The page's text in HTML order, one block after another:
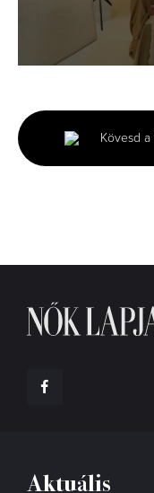
43
seconds
Kövesd a
Aktuális